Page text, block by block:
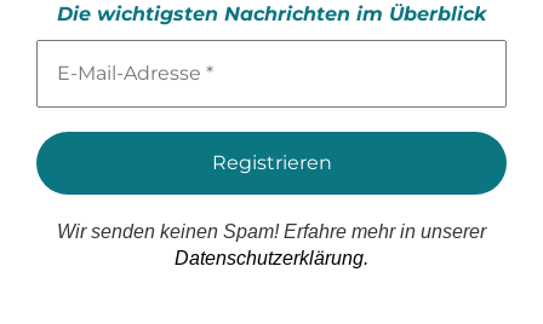
Die wichtigsten Nachrichten im Überblick
Mail-
*
Wir senden keinen Spam! Erfahre mehr in unserer
Datenschutzerklärung.